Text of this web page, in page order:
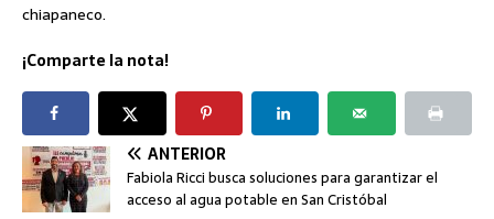
chiapaneco.
¡Comparte la nota!
ANTERIOR
Fabiola Ricci busca soluciones para garantizar el
acceso al agua potable en San Cristóbal